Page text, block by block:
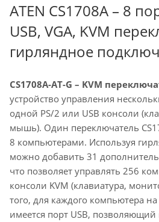
ATEN CS1708A – 8
USB, VGA, KVM
гирляндное
CS1708A-AT-G – KVM
устройство управления
одной PS/2 или USB консоли
мышь). Один переключатель
8 компьютерами. Используя
можно добавить 31
что позволяет управлять 256
консоли KVM (клавиатура,
того, для каждого компьютера
имеется порт USB,